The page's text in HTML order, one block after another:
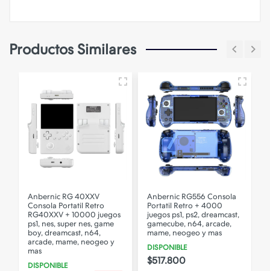
Productos Similares
Anbernic RG 40XXV
Consola Portatil Retro
RG40XXV + 10000 juegos
ps1, nes, super nes, game
boy, dreamcast, n64,
arcade, mame, neogeo y
mas
DISPONIBLE
Anbernic RG556 Consola
Portatil Retro + 4000
juegos ps1, ps2, dreamcast,
gamecube, n64, arcade,
mame, neogeo y mas
DISPONIBLE
$517.800